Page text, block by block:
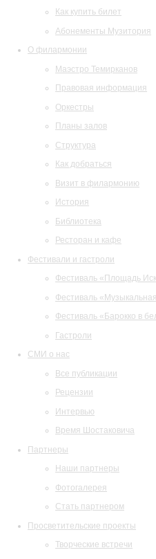
Как купить билет
Абонементы Музитория
О филармонии
Маэстро Темирканов
Правовая информация
Оркестры
Планы залов
Структура
Как добраться
Визит в филармонию
История
Библиотека
Ресторан и кафе
Фестивали и гастроли
Фестиваль «Площадь
Фестиваль
Фестиваль «Барокко в
Гастроли
СМИ о нас
Все публикации
Рецензии
Интервью
Время Шостаковича
Партнеры
Наши партнеры
Фотогалерея
Стать партнером
Просветительские проекты
Творческие встречи